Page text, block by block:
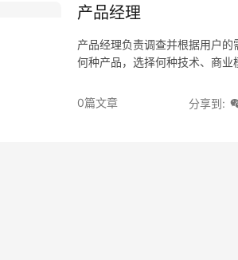
产品经理
产品经理负责调查并根据用户的
何种产品，选择何种技术、商业
0篇文章 分享到: